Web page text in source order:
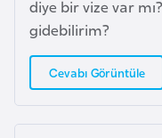
diye bir vize var
gidebilirim?
Cevabı Görüntüle
C
u
m
h
u